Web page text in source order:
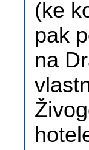
(ke
pak
na